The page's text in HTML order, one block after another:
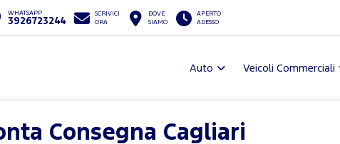
WHATSAPP
3926723244
SCRIVICI
ORA
DOVE
SIAMO
APERTO
ADESSO
Auto Veicoli Commerciali
Consegna Cagliari